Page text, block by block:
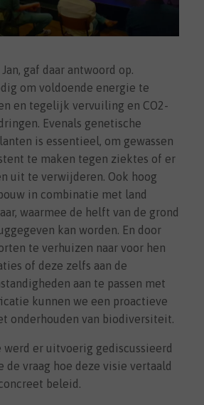
gaf daar antwoord op.
om voldoende energie te
en tegelijk vervuiling en CO2-
Evenals genetische
is essentieel, om gewassen
te maken tegen ziektes of er
uit te verwijderen. Ook hoog
in combinatie met land
waarmee de helft van de grond
kan worden. En door
te verhuizen naar voor hen
of deze zelfs aan de
aan te passen met
kunnen we een proactieve
onderhouden van biodiversiteit.
werd er uitvoerig gediscussieerd
de vraag hoe deze visie vertaald
beleid.